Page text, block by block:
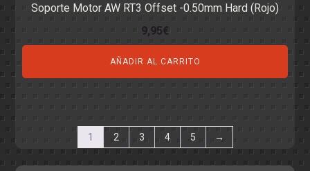
Soporte Motor AW RT3 Offset -0.50mm Hard (Rojo)
9,95€
AÑADIR AL CARRITO
1 2 3 4 5 →